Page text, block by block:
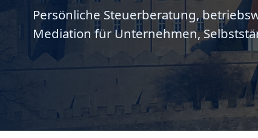
Persönliche Steuerberatung,
Mediation für Unternehmen,